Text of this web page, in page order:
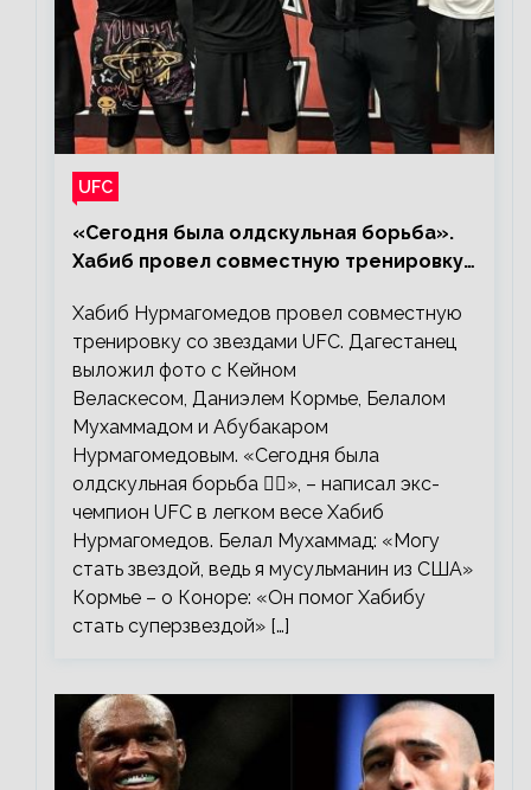
UFC
«Сегодня была олдскульная борьба».
Хабиб провел совместную тренировку
Хабиб Нурмагомедов провел совместную
тренировку со звездами UFC. Дагестанец
выложил фото с Кейном
Веласкесом, Даниэлем Кормье, Белалом
Мухаммадом и Абубакаром
Нурмагомедовым. «Сегодня была
олдскульная борьба 🤼‍♂️», – написал экс-
чемпион UFC в легком весе Хабиб
Нурмагомедов. Белал Мухаммад: «Могу
стать звездой, ведь я мусульманин из США»
Кормье – о Коноре: «Он помог Хабибу
стать суперзвездой» […]